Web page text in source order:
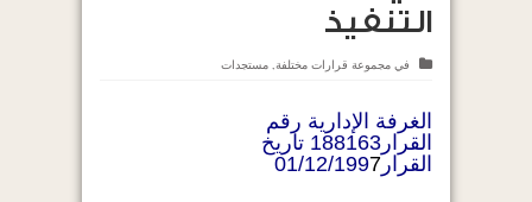
التنفيذ
في مجموعة قرارات مختلفة, مستجدات
الغرفة الإدارية رقم
القرار188163 تاريخ
القرار01/12/199 7